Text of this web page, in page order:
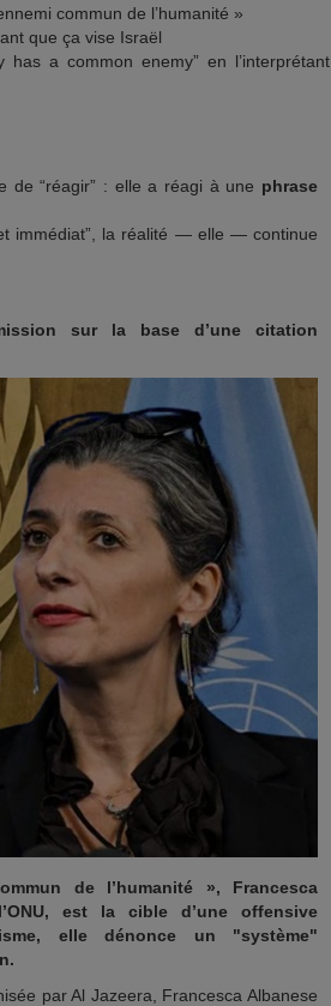
commun de l’humanité »
que ça vise Israël
has a common enemy” en l’interprétant
de “réagir” : elle a réagi à une phrase
immédiat”, la réalité — elle — continue
sur la base d’une citation
de l’humanité », Francesca
est la cible d’une offensive
elle dénonce un "système"
par Al Jazeera, Francesca Albanese